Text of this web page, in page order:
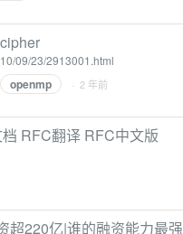
09/23/2913001.html
openmp · 2 年前
RFC翻译 RFC中文版
超220亿|谁的融资能力最